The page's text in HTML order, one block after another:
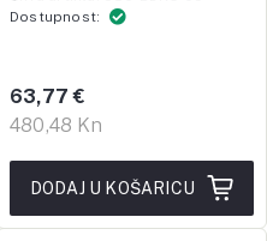
Dostupnost:
480,48 Kn
63,77 €
DODAJ U KOŠARICU